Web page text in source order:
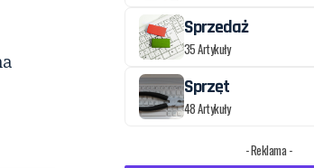
Sprzedaż
35 Artykuły
Sprzęt
48 Artykuły
- Reklama -